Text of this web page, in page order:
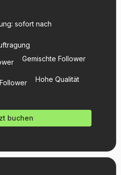
Gemischte Follower
Hohe Qualität
buchen